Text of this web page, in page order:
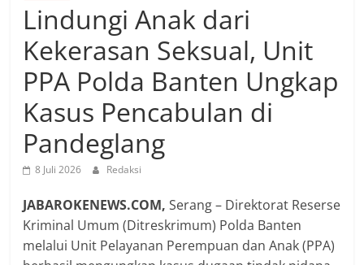
Lindungi Anak dari
Kekerasan Seksual, Unit
PPA Polda Banten Ungkap
Kasus Pencabulan di
Pandeglang
8 Juli 2026 Redaksi
JABAROKENEWS.COM,Serang – Direktorat Reserse
Kriminal Umum (Ditreskrimum) Polda Banten
melalui Unit Pelayanan Perempuan dan Anak (PPA)